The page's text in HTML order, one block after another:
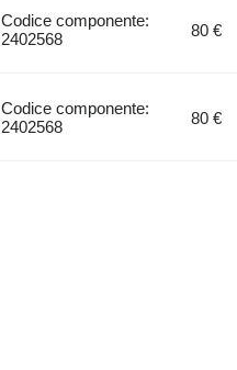
Codice componente:
2402568
80 €
Codice componente:
2402568
80 €